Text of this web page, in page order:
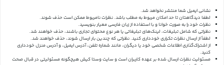
نشانی ایمیل شما منتشر نخواهد شد.
لطفا دیدگاهتان تا حد امکان مربوط به مطلب باشد. نظرات نامربوط ممکن است حذف شوند.
نظرات خود را به صورت خوانا و با استفاده از زبان فارسی معیار بنویسید.
نظراتی که شامل تبلیغات، لینک‌های تبلیغاتی یا هر نوع محتوای تجاری باشند، حذف خواهند شد.
لطفاً از ارسال نظرات تکراری خودداری کنید. نظراتی که چندین بار ارسال شوند، حذف خواهند شد.
از اشتراک‌گذاری اطلاعات شخصی خود یا دیگران، مانند شماره تلفن، آدرس ایمیل، و آدرس منزل خودداری
کنید.
مسئولیت نظرات ارسال شده بر عهده کاربران است و سایت وستا کیش هیچگونه مسئولیتی در قبال صحت